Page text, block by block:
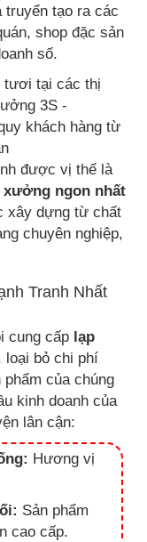
tạo ra các
shop đặc sản
số.
tươi tại các thị
3S -
khách hàng từ
được vị thế là
xưởng ngon nhất
xây dựng từ chất
chuyên nghiệp,
Tranh Nhất
cung cấp lạp
bỏ chi phí
của chúng
kinh doanh của
lân cận:
Hương vị
Sản phẩm
cao cấp.